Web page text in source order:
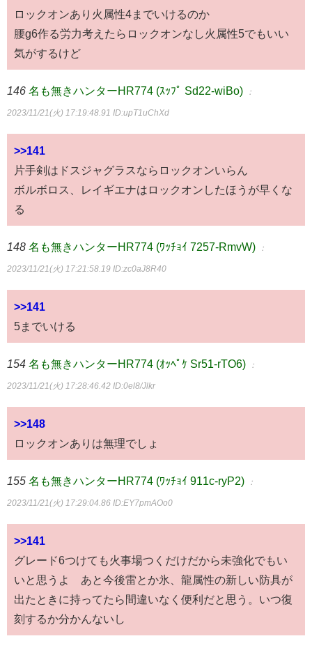
ロックオンあり火属性4までいけるのか
腰g6作る労力考えたらロックオンなし火属性5でもいい
気がするけど
146 名も無きハンターHR774 (ｽｯﾌﾟ Sd22-wiBo) ：
2023/11/21(火) 17:19:48.91 ID:upT1uChXd
>>141
片手剣はドスジャグラスならロックオンいらん
ボルボロス、レイギエナはロックオンしたほうが早くな
る
148 名も無きハンターHR774 (ﾜｯﾁｮｲ 7257-RmvW) ：
2023/11/21(火) 17:21:58.19 ID:zc0aJ8R40
>>141
5までいける
154 名も無きハンターHR774 (ｵｯﾍﾟｹ Sr51-rTO6) ：
2023/11/21(火) 17:28:46.42 ID:0el8/Jlkr
>>148
ロックオンありは無理でしょ
155 名も無きハンターHR774 (ﾜｯﾁｮｲ 911c-ryP2) ：
2023/11/21(火) 17:29:04.86 ID:EY7pmAOo0
>>141
グレード6つけても火事場つくだけだから未強化でもい
いと思うよ あと今後雷とか氷、龍属性の新しい防具が
出たときに持ってたら間違いなく便利だと思う。いつ復
刻するか分かんないし